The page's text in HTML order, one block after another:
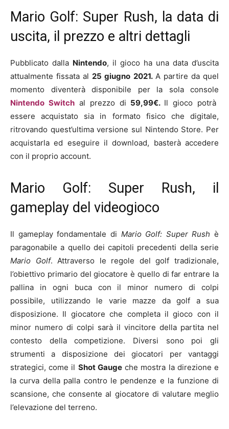
Mario Golf: Super Rush, la data di
uscita, il prezzo e altri dettagli
Pubblicato dalla Nintendo, il gioco ha una data d’uscita
attualmente fissata al25 giugno 2021. A partire da quel
momento diventerà disponibile per la sola console
Nintendo Switchal prezzo di 59,99€. Il gioco potrà
essere acquistato sia in formato fisico che digitale,
ritrovando quest’ultima versione sul Nintendo Store. Per
acquistarla ed eseguire il download, basterà accedere
con il proprio account.
Mario Golf: Super Rush, il
gameplay del videogioco
Il gameplay fondamentale di Mario Golf: Super Rush è
paragonabile a quello dei capitoli precedenti della serie
Mario Golf. Attraverso le regole del golf tradizionale,
l’obiettivo primario del giocatore è quello di far entrare la
pallina in ogni buca con il minor numero di colpi
possibile, utilizzando le varie mazze da golf a sua
disposizione. Il giocatore che completa il gioco con il
minor numero di colpi sarà il vincitore della partita nel
contesto della competizione. Diversi sono poi gli
strumenti a disposizione dei giocatori per vantaggi
strategici, come il Shot Gaugeche mostra la direzione e
la curva della palla contro le pendenze e la funzione di
scansione, che consente al giocatore di valutare meglio
l’elevazione del terreno.